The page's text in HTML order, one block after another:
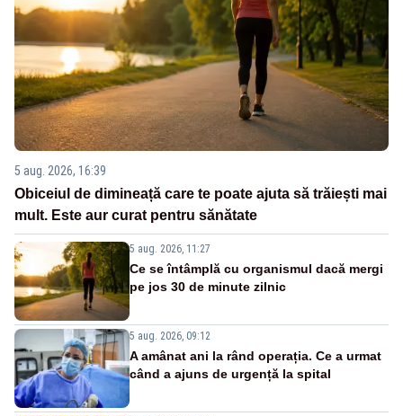
5 aug. 2026, 16:39
Obiceiul de dimineață care te poate ajuta să trăiești mai
mult. Este aur curat pentru sănătate
5 aug. 2026, 11:27
Ce se întâmplă cu organismul dacă mergi
pe jos 30 de minute zilnic
5 aug. 2026, 09:12
A amânat ani la rând operația. Ce a urmat
când a ajuns de urgență la spital